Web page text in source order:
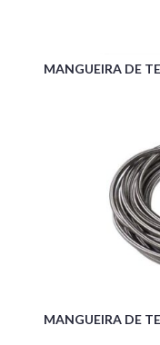
MANGUEIRA DE
MANGUEIRA DE